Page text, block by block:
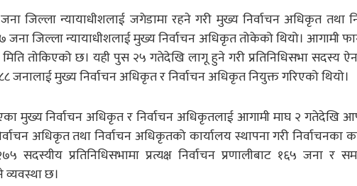
जिल्ला न्यायाधीशलाई जगेडामा रहने गरी मुख्य निर्वाचन अधिकृत तथा
जिल्ला न्यायाधीशलाई मुख्य निर्वाचन अधिकृत तोकेको थियो। आगामी
मिति तोकिएको छ। यही पुस २५ गतेदेखि लागू हुने गरी प्रतिनिधिसभा सदस्य
जनालाई मुख्य निर्वाचन अधिकृत र निर्वाचन अधिकृत नियुक्त गरिएको थियो।
मुख्य निर्वाचन अधिकृत र निर्वाचन अधिकृतलाई आगामी माघ २ गतेदेखि
अधिकृत तथा निर्वाचन अधिकृतको कार्यालय स्थापना गरी निर्वाचनका
प्रतिनिधिसभामा प्रत्यक्ष निर्वाचन प्रणालीबाट १६५ जना र
व्यवस्था छ।